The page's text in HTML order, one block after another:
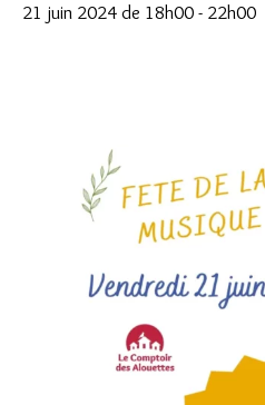
21 juin 2024 de 18h00 - 22h00